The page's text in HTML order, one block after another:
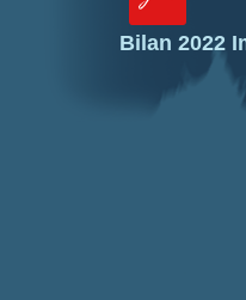
Bilan 2022